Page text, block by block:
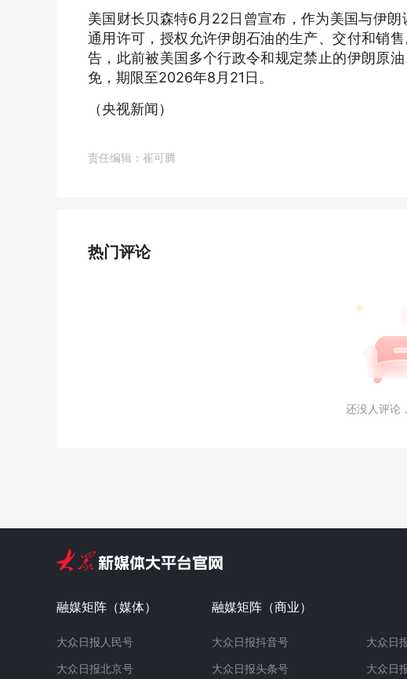
美国财长贝森特6月22日曾宣布，作为美国与伊
通用许可，授权允许伊朗石油的生产、交付和销
告，此前被美国多个行政令和规定禁止的伊朗原
免，期限至2026年8月21日。
（央视新闻）
责任编辑：崔可腾
热门评论
还没人评论
融媒矩阵（媒体）
大众日报人民号
大众日报北京号
融媒矩阵（商业）
大众日报抖音号
大众日报头条号
大众日
大众日